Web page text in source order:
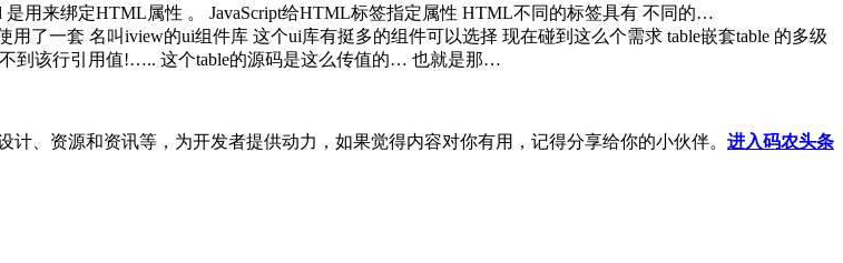
用来绑定HTML属性 。 JavaScript给HTML标签指定属性 HTML不同的标签具有 不同的…
用了一套 名叫iview的ui组件库 这个ui库有挺多的组件可以选择 现在碰到这么个需求 table嵌套table 的多级
到该行引用值!….. 这个table的源码是这么传值的… 也就是那…
计、资源和资讯等，为开发者提供动力，如果觉得内容对你有用，记得分享给你的小伙伴。 进入码农头条